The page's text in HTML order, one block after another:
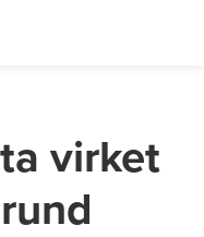
virket